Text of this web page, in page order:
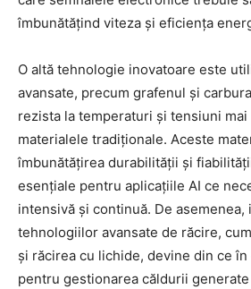
îmbunătățind viteza și eficiența
O altă tehnologie inovatoare este
avansate, precum grafenul și
rezista la temperaturi și tensiuni mai
materialele tradiționale. Aceste
îmbunătățirea durabilității și
esențiale pentru aplicațiile AI ce
intensivă și continuă. De asemenea,
tehnologiilor avansate de răcire,
și răcirea cu lichide, devine din ce
pentru gestionarea căldurii